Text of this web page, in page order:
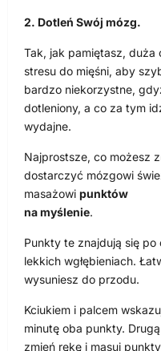
2. Dotleń Swój mózg.
Tak, jak pamiętasz, duża
stresu do mięśni, aby
bardzo niekorzystne,
dotleniony, a co za tym
wydajne.
Najprostsze, co możesz
dostarczyć mózgowi
masażowi punktów
na myślenie.
Punkty te znajdują się
lekkich wgłębieniach.
wysuniesz do przodu.
Kciukiem i palcem
minutę oba punkty.
zmień rękę i masuj